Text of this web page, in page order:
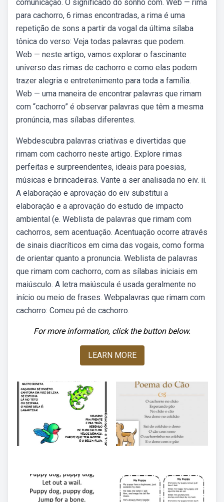
comunicação. O significado do sonho com. Web — rima
para cachorro, 6 rimas encontradas, a rima é uma
repetição de sons a partir da vogal da última sílaba
tônica do verso: Veja todas palavras que podem.
Web — neste artigo, vamos explorar o fascinante
universo das rimas de cachorro e como elas podem
trazer alegria e entretenimento para toda a família.
Web — uma maneira de encontrar palavras que rimam
com “cachorro” é observar palavras que têm a mesma
pronúncia, mas sílabas diferentes.
Webdescubra palavras criativas e divertidas que
rimam com cachorro neste artigo. Explore rimas
perfeitas e surpreendentes, ideais para poesias,
músicas e brincadeiras. Vante a ser analisada no eiv. ii.
A elaboração e aprovação do eiv substitui a
elaboração e a aprovação do estudo de impacto
ambiental (e. Weblista de palavras que rimam com
cachorros, sem acentuação. Acentuação ocorre através
de sinais diacríticos em cima das vogais, como forma
de orientar quanto a pronuncia. Weblista de palavras
que rimam com cachorro, com as sílabas iniciais em
maiúsculo. A letra maiúscula é usada geralmente no
início ou meio de frases. Webpalavras que rimam com
cachorro: Comeu pé de cachorro.
For more information, click the button below.
LEARN MORE